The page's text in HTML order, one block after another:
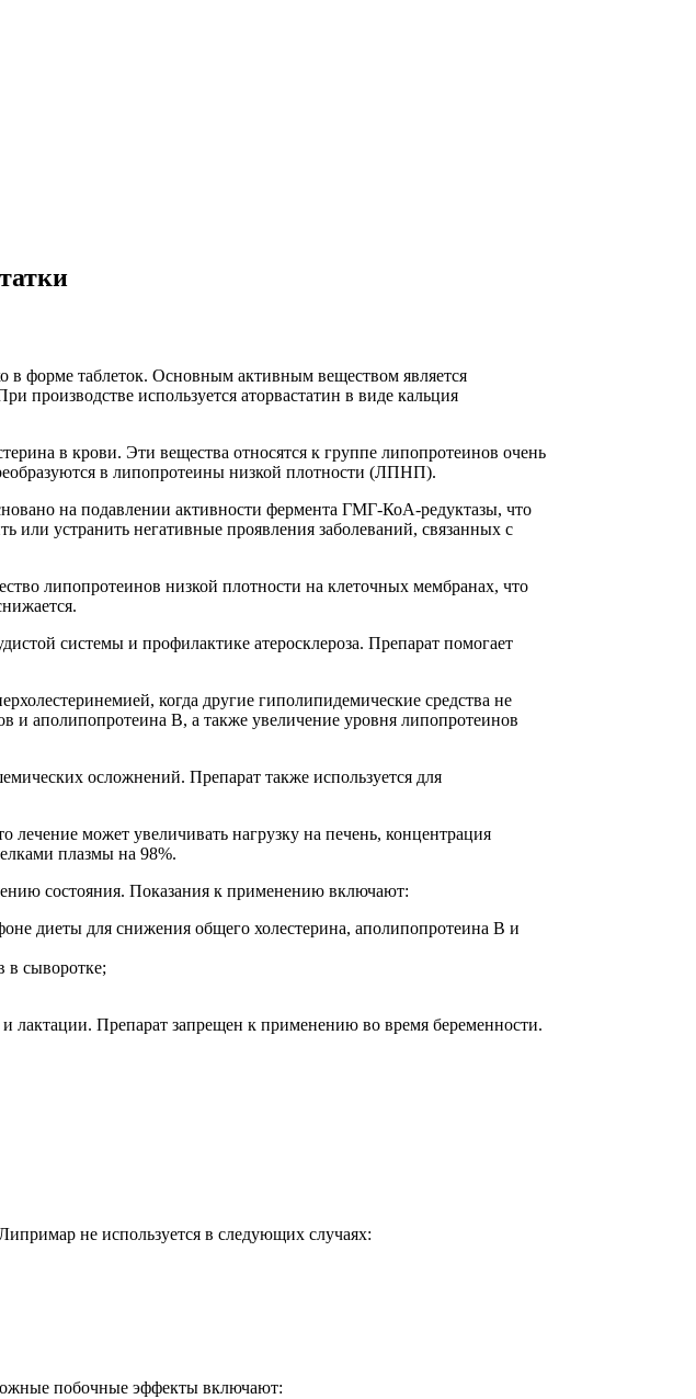
форме таблеток. Основным активным веществом является
производстве используется аторвастатин в виде кальция
в крови. Эти вещества относятся к группе липопротеинов очень
в липопротеины низкой плотности (ЛПНП).
на подавлении активности фермента ГМГ-КоА-редуктазы, что
устранить негативные проявления заболеваний, связанных с
липопротеинов низкой плотности на клеточных мембранах, что
системы и профилактике атеросклероза. Препарат помогает
когда другие гиполипидемические средства не
и аполипопротеина В, а также увеличение уровня липопротеинов
осложнений. Препарат также используется для
лечение может увеличивать нагрузку на печень, концентрация
плазмы на 98%.
состояния. Показания к применению включают:
диеты для снижения общего холестерина, аполипопротеина В и
в сыворотке;
лактации. Препарат запрещен к применению во время беременности.
не используется в следующих случаях:
побочные эффекты включают: